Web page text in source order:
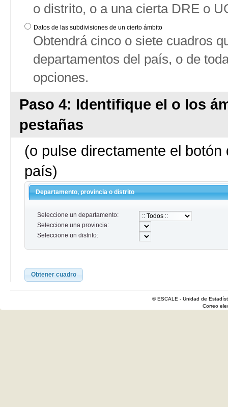
o distrito, o a una cierta DRE o
Datos de las subdivisiones de un cierto ámbito
Obtendrá cinco o siete cuadros
departamentos del país, o de
opciones.
Paso 4: Identifique el o los
pestañas
(o pulse directamente el
país)
Departamento, provincia o distrito
Seleccione un departamento:
Seleccione una provincia:
Seleccione un distrito:
Obtener cuadro
© ESCALE - Unidad de
Correo